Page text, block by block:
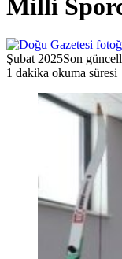
Milli
Şubat 2025Son
1 dakika okuma süresi